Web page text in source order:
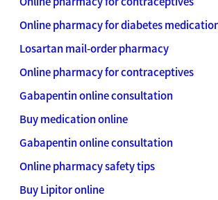
Online pharmacy for diabetes
Losartan mail-order pharmacy
Online pharmacy for contraceptives
Gabapentin online consultation
Buy medication online
Gabapentin online consultation
Online pharmacy safety tips
Buy Lipitor online